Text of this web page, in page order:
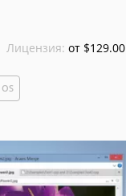
Лицензия: от $129.00